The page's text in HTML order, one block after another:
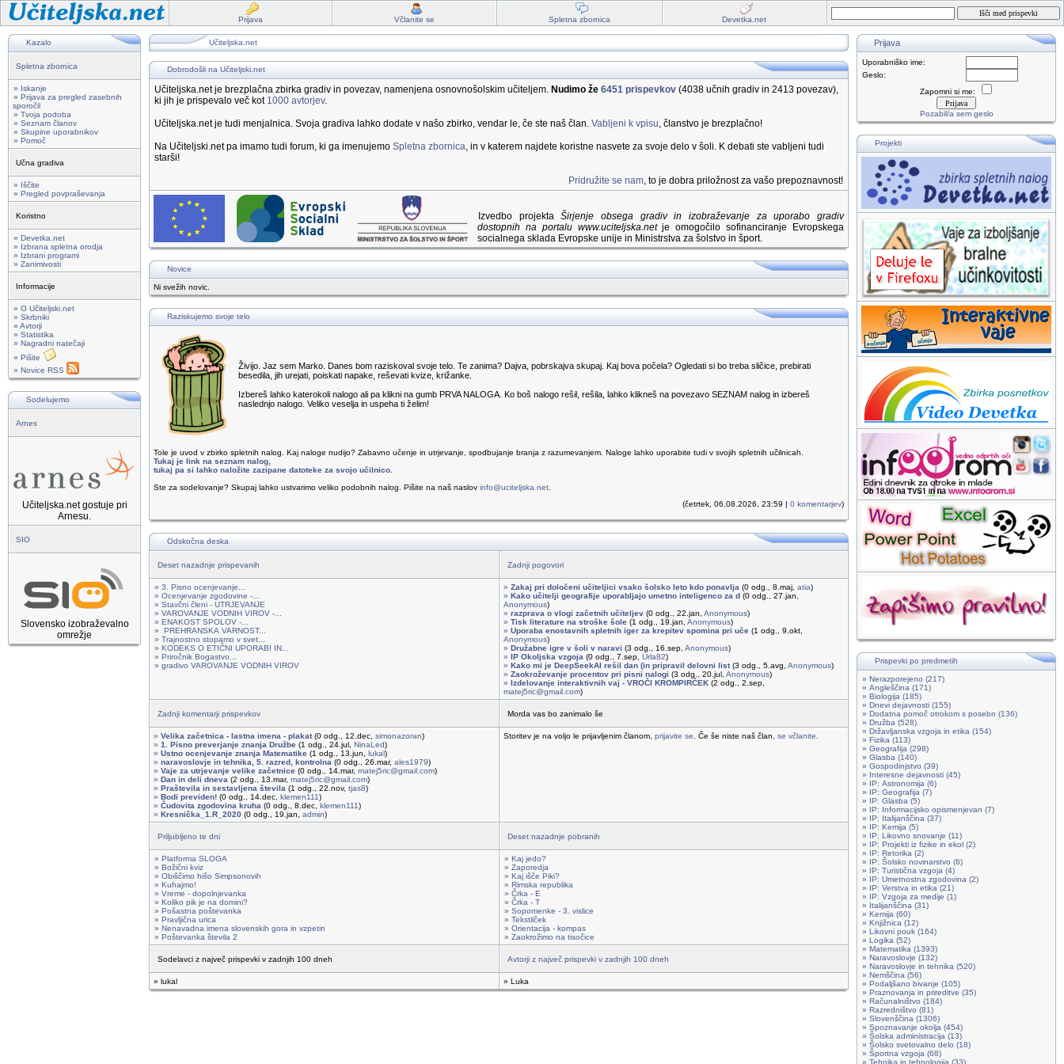
Prijava Včlanite se Spletna zbornica Devetka.net
Kazalo
Spletna zbornica
» Iskanje
» Prijava za pregled zasebnih
sporočil
» Tvoja podoba
» Seznam članov
» Skupine uporabnikov
» Pomoč
Učna gradiva
» Iščite
» Pregled povpraševanja
Koristno
» Devetka.net
» Izbrana spletna orodja
» Izbrani programi
» Zanimivosti
Informacije
» O Učiteljski.net
» Skrbniki
» Avtorji
» Statistika
» Nagradni natečaji
» Pišite
» Novice RSS
Sodelujemo
Arnes
Učiteljska.net gostuje pri
Arnesu.
SIO
Slovensko izobraževalno
omrežje
Učiteljska.net
Dobrodošli na Učiteljski.net
Učiteljska.net je brezplačna zbirka gradiv in povezav, namenjena osnovnošolskim učiteljem. Nudimo že 6451 prispevkov (4038 učnih gradiv in 2413 povezav),
ki jih je prispevalo več kot 1000 avtorjev.
Učiteljska.net je tudi menjalnica. Svoja gradiva lahko dodate v našo zbirko, vendar le, če ste naš član. Vabljeni k vpisu, članstvo je brezplačno!
Na Učiteljski.net pa imamo tudi forum, ki ga imenujemo Spletna zbornica, in v katerem najdete koristne nasvete za svoje delo v šoli. K debati ste vabljeni tudi
starši!
Pridružite se nam, to je dobra priložnost za vašo prepoznavnost!
Izvedbo projektaŠirjenje obsega gradiv in izobraževanje za uporabo gradiv
dostopnih na portalu www.uciteljska.netje omogočilo sofinanciranje Evropskega
socialnega sklada Evropske unije in Ministrstva za šolstvo in šport.
Novice
Ni svežih novic.
Raziskujemo svoje telo
Živijo. Jaz sem Marko. Danes bom raziskoval svoje telo. Te zanima? Dajva, pobrskajva skupaj. Kaj bova počela? Ogledati si bo treba sličice, prebirati
besedila, jih urejati, poiskati napake, reševati kvize, križanke.
Izbereš lahko katerokoli nalogo ali pa klikni na gumb PRVA NALOGA. Ko boš nalogo rešil, rešila, lahko klikneš na povezavo SEZNAM nalog in izbereš
naslednjo nalogo. Veliko veselja in uspeha ti želim!
Tole je uvod v zbirko spletnih nalog. Kaj naloge nudijo? Zabavno učenje in utrjevanje, spodbujanje branja z razumevanjem. Naloge lahko uporabite tudi v svojih spletnih učilnicah.
Tukaj je link na seznam nalog,
tukaj pa si lahko naložite zazipane datoteke za svojo učilnico.
Ste za sodelovanje? Skupaj lahko ustvarimo veliko podobnih nalog. Pišite na naš naslov info@uciteljska.net
(četrtek, 06.08.2026, 23:59 | 0 komentarjev)
Odskočna deska
Deset nazadnje prispevanih Zadnji pogovori
» 3. Pisno ocenjevanje...
» Ocenjevanje zgodovine -...
» Stavčni členi - UTRJEVANJE
» VAROVANJE VODNIH VIROV -...
» ENAKOST SPOLOV -...
» PREHRANSKA VARNOST...
» Trajnostno stopamo v svet...
» KODEKS O ETIČNI UPORABI IN...
» Priročnik Bogastvo...
» gradivo VAROVANJE VODNIH VIROV
» Zakaj pri določeni učiteljici vsako šolsko leto kdo ponavlja (0 odg., 8.maj, atia)
» Kako učitelji geografije uporabljajo umetno inteligenco za d (0 odg., 27.jan,
Anonymous)
» razprava o vlogi začetnih učiteljev (0 odg., 22.jan, Anonymous)
» Tisk literature na stroške šole (1 odg., 19.jan, Anonymous)
» Uporaba enostavnih spletnih iger za krepitev spomina pri uče (1 odg., 9.okt,
Anonymous)
» Družabne igre v šoli v naravi (3 odg., 16.sep, Anonymous)
» IP Okoljska vzgoja (0 odg., 7.sep, Urla82)
» Kako mi je DeepSeekAI rešil dan (in pripravil delovni list(3 odg., 5.avg, Anonymous)
» Zaokroževanje procentov pri pisni nalogi (3 odg., 20.jul, Anonymous)
» Izdelovanje interaktivnih vaj - VROČI KROMPIRČEK (2 odg., 2.sep,
matej5ric@gmail.com)
Zadnji komentarji prispevkov Morda vas bo zanimalo še
» Velika začetnica - lastna imena - plakat(0 odg., 12.dec, simonazoran)
» 1. Pisno preverjanje znanja Družbe (1 odg., 24.jul, NinaLed)
» Ustno ocenjevanje znanja Matematike (1 odg., 13.jun, lukal)
» naravoslovje in tehnika, 5. razred, kontrolna (0 odg., 26.mar, ales1979)
» Vaje za utrjevanje velike začetnice (0 odg., 14.mar, matej5ric@gmail.com)
» Dan in deli dneva (2 odg., 13.mar, matej5ric@gmail.com)
» Praštevila in sestavljena števila (1 odg., 22.nov, tjas8)
» Bodi previden! (0 odg., 14.dec, klemen111)
» Čudovita zgodovina kruha (0 odg., 8.dec, klemen111)
» Kresnička_1.R_2020 (0 odg., 19.jan, admin)
Storitev je na voljo le prijavljenim članom, prijavite se . Če še niste naš član, se včlanite
Priljubljeno te dni Deset nazadnje pobranih
» Platforma SLOGA
» Božični kviz
» Obiščimo hišo Simpsonovih
» Kuhajmo!
» Vreme - dopolnjevanka
» Koliko pik je na domini?
» Pošastna poštevanka
» Pravljična urica
» Nenavadna imena slovenskih gora in vzpetin
» Poštevanka števila 2
» Kaj jedo?
» Zaporedja
» Kaj išče Piki?
» Rimska republika
» Črka - E
» Črka - T
» Sopomenke - 3. vislice
» Tekstilček
» Orientacija - kompas
» Zaokrožimo na tisočice
Sodelavci z največ prispevki v zadnjih 100 dneh Avtorji z največ prispevki v zadnjih 100 dneh
» lukal » Luka
Prijava
Uporabniško ime:
Geslo:
Zapomni si me:
Pozabil/a sem geslo
Projekti
Prispevki po predmetih
» Nerazporejeno (217)
» Angleščina (171)
» Biologija (185)
» Dnevi dejavnosti (155)
» Dodatna pomoč otrokom s posebn (136)
» Družba (528)
» Državljanska vzgoja in etika (154)
» Fizika (113)
» Geografija (298)
» Glasba (140)
» Gospodinjstvo (39)
» Interesne dejavnosti (45)
» IP: Astronomija (6)
» IP: Geografija (7)
» IP: Glasba (5)
» IP: Informacijsko opismenjevan (7)
» IP: Italijanščina (37)
» IP: Kemija (5)
» IP: Likovno snovanje (11)
» IP: Projekti iz fizike in ekol (2)
» IP: Retorika (2)
» IP: Šolsko novinarstvo (6)
» IP: Turistična vzgoja (4)
» IP: Umetnostna zgodovina (2)
» IP: Verstva in etika (21)
» IP: Vzgoja za medije (1)
» Italijanščina (31)
» Kemija (60)
» Knjižnica (12)
» Likovni pouk (164)
» Logika (52)
» Matematika (1393)
» Naravoslovje (132)
» Naravoslovje in tehnika (520)
» Nemščina (56)
» Podaljšano bivanje (105)
» Praznovanja in prireditve (35)
» Računalništvo (184)
» Razredništvo (81)
» Slovenščina (1306)
» Spoznavanje okolja (454)
» Šolska administracija (13)
» Šolsko svetovalno delo (18)
» Športna vzgoja (68)
» Tehnika in tehnologija (33)